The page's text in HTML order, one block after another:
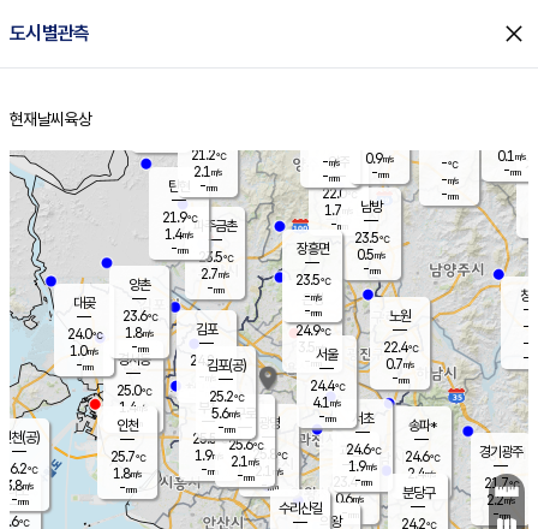
도시별관측 close
홈
현재날씨 육상
의도
℃
양주
22.0℃
1.7
-mm
과천
23.4℃
0.6m/s
- mm
경기광주
21.7℃
2.2m/s
-mm
경서동
25.0℃
1.4 m/s
-mm
파주금촌
23.5℃
2.7m/s
-mm
-℃
-m/s
-mm
대곶
24.0℃
1.0m/s
-mm
창
-
-m/
-
탄현
21.9℃
1.4m/s
-mm
0.1 m/s
-mm
의왕
김포
24.8℃
-m/s
mm
광명
25.8 ℃
2.1 m/s
-mm
부천
25.5℃
1.9m/s
-mm
양촌
23.6℃
1.8m/s
-mm
구로
25.6℃
2.1 m/s
-mm
은평
24.9℃
3.5 m/s
- mm
노원
22.4℃
0.7m/s
-mm
송파*
24.6℃
2.4m/s
-mm
서초
24.6℃
1.9m/s
-mm
남방
23.5℃
0.5m/s
-mm
수리산길
분당구
24.2℃
장흥면
23.5℃
-m/s
-mm
-m/s
-mm
인천(공)
26.2℃
3.8m/s
-mm
김포(공)
25.2℃
5.6m/s
-mm
인천
25.7℃
1.8m/s
-mm
서울
24.4℃
4.1 m/s
-mm
21.2℃
2.1 m/s
-mm
0.9m/s
-mm